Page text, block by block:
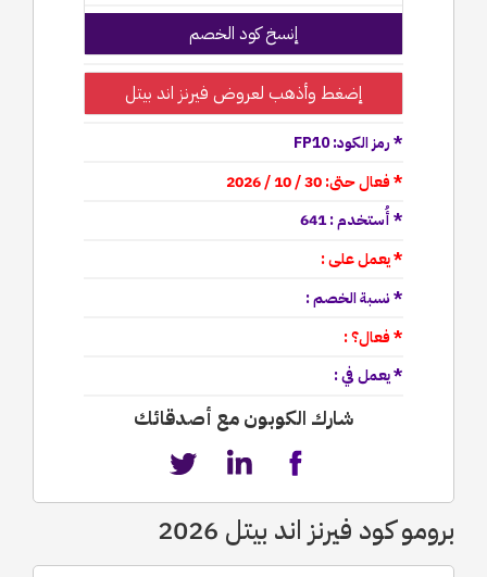
إنسخ كود الخصم
إضغط وأذهب لعروض فيرنز اند بيتل
* رمز الكود: FP10
* فعال حتى: 30 / 10 / 2026
* أُستخدم : 641
* يعمل على :
* نسبة الخصم :
* فعال؟ :
* يعمل في :
شارك الكوبون مع أصدقائك
برومو كود فيرنز اند بيتل 2026